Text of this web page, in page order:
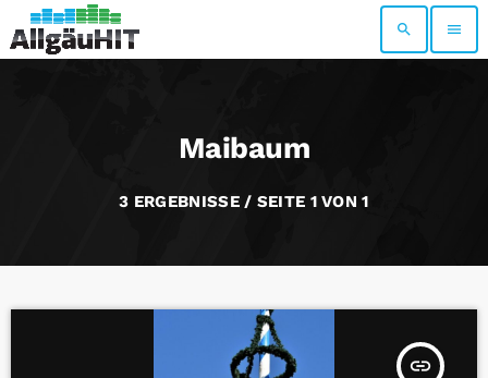
search menu
Maibaum
3 ERGEBNISSE / SEITE 1 VON 1
insert_link